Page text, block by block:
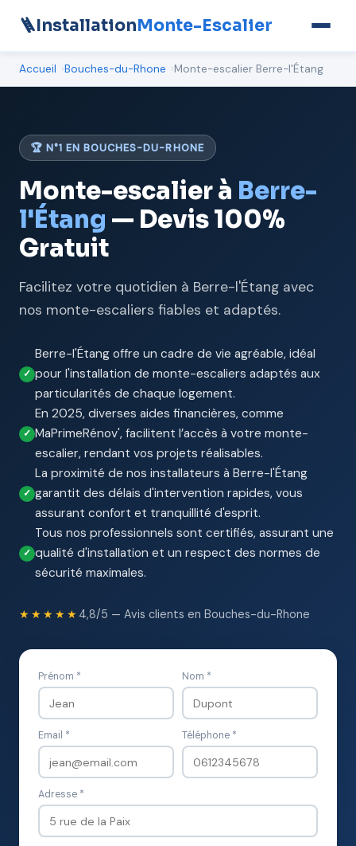
🪜InstallationMonte-Escalier
Accueil Bouches-du-Rhone Monte-escalier Berre-l'Étang
🏆 N°1 EN BOUCHES-DU-RHONE
Monte-escalier à Berre-
l'Étang — Devis 100%
Gratuit
Facilitez votre quotidien à Berre-l'Étang avec
nos monte-escaliers fiables et adaptés.
Berre-l'Étang offre un cadre de vie agréable, idéal
pour l'installation de monte-escaliers adaptés aux
particularités de chaque logement.
En 2025, diverses aides financières, comme
MaPrimeRénov', facilitent l’accès à votre monte-
escalier, rendant vos projets réalisables.
La proximité de nos installateurs à Berre-l'Étang
garantit des délais d'intervention rapides, vous
assurant confort et tranquillité d'esprit.
Tous nos professionnels sont certifiés, assurant une
qualité d'installation et un respect des normes de
sécurité maximales.
★★★★★ 4,8/5 — Avis clients en Bouches-du-Rhone
Prénom * Nom *
Email * Téléphone *
Adresse *